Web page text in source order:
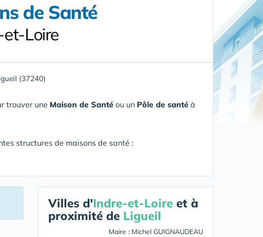
de Santé
Loire
(37240)
trouver une Maison de Santé ou un Pôle de santé à
structures de maisons de santé :
Villes d'Indre-et-Loire et à
proximité de Ligueil
Maire : Michel GUIGNAUDEAU